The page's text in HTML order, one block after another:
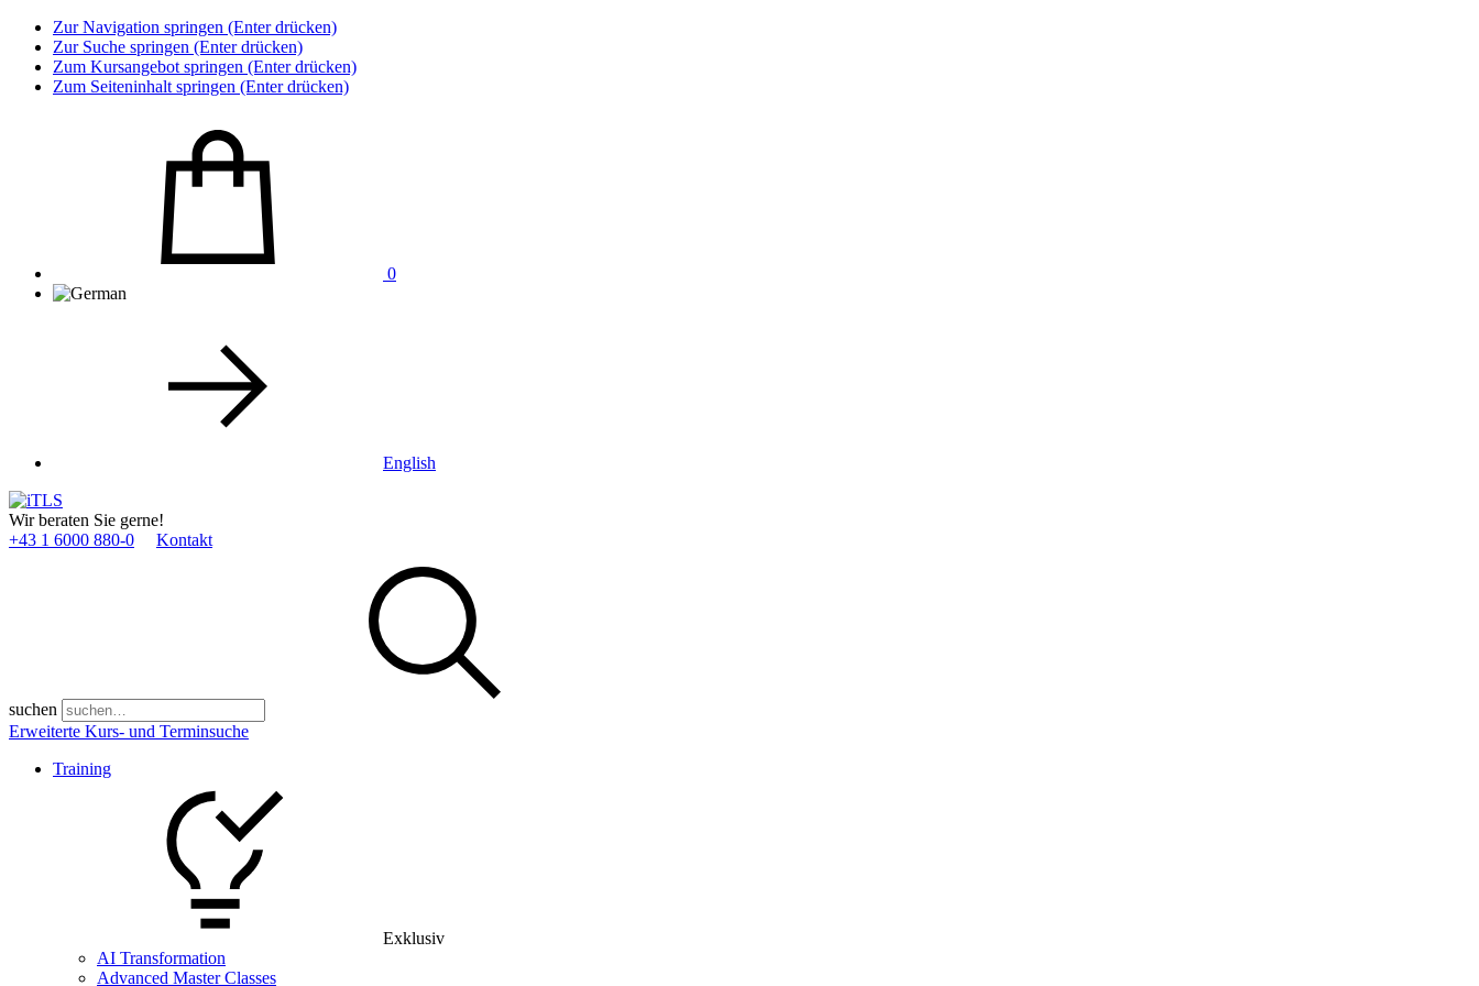
Zur Navigation springen (Enter drücken)
Zur Suche springen (Enter drücken)
Zum Kursangebot springen (Enter drücken)
Zum Seiteninhalt springen (Enter drücken)
0
English
Wir beraten Sie gerne!
+43 1 6000 880­-0
Kontakt
suchen
Erweiterte Kurs- und Terminsuche
Training
Exklusiv
AI Transformation
Advanced Master Classes